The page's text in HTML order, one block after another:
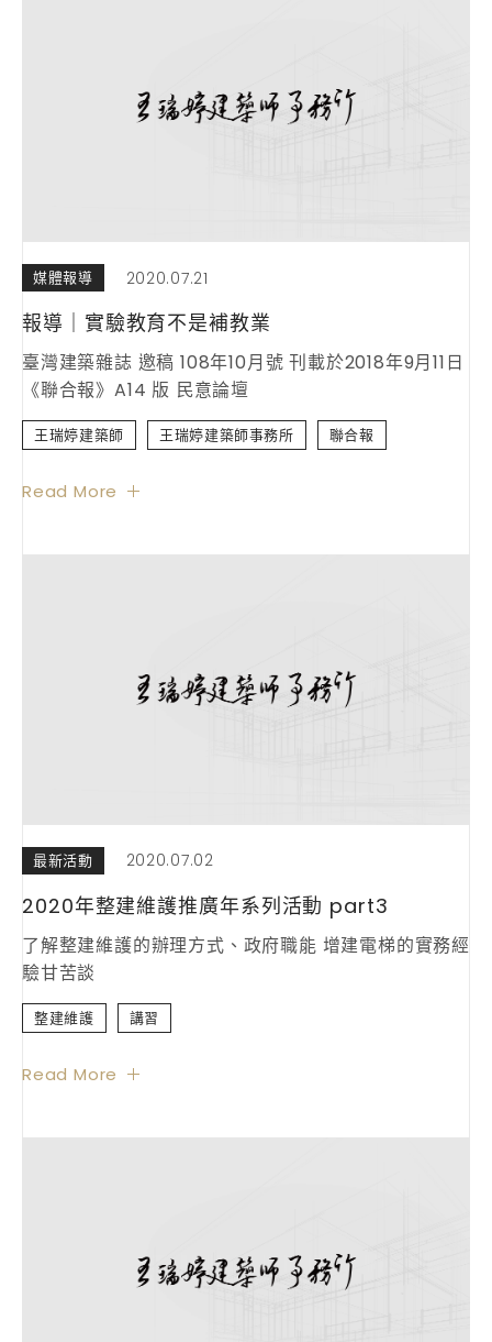
媒體報導 2020.07.21
報導｜實驗教育不是補教業
臺灣建築雜誌 邀稿 108年10月號 刊載於2018年9月11日
《聯合報》A14 版 民意論壇
王瑞婷建築師 王瑞婷建築師事務所 聯合報
最新活動 2020.07.02
2020年整建維護推廣年系列活動 part3
了解整建維護的辦理方式、政府職能 增建電梯的實務經
驗甘苦談
整建維護 講習